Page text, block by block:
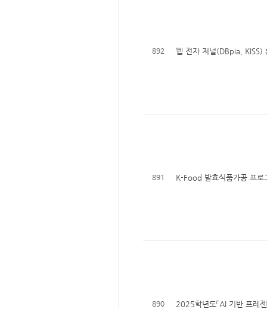
892 웹 전자 저널(DBpia, KISS)
891 K-Food 발효식품가공 프로
890 2025학년도「AI 기반 프레